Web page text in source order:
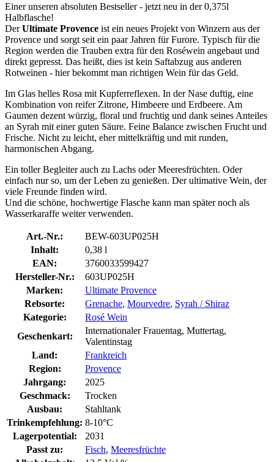
Einer unseren absoluten Bestseller - jetzt neu in der 0,375l
Halbflasche!
DerUltimate Provence ist ein neues Projekt von Winzern aus der
Provence und sorgt seit ein paar Jahren für Furore. Typisch für die
Region werden die Trauben extra für den Roséwein angebaut und
direkt gepresst. Das heißt, dies ist kein Saftabzug aus anderen
Rotweinen - hier bekommt man richtigen Wein für das Geld.
Im Glas helles Rosa mit Kupferreflexen. In der Nase duftig, eine
Kombination von reifer Zitrone, Himbeere und Erdbeere. Am
Gaumen dezent würzig, floral und fruchtig und dank seines Anteiles
an Syrah mit einer guten Säure. Feine Balance zwischen Frucht und
Frische. Nicht zu leicht, eher mittelkräftig und mit runden,
harmonischen Abgang.
Ein toller Begleiter auch zu Lachs oder Meeresfrüchten. Oder
einfach nur so, um der Leben zu genießen. Der ultimative Wein, der
viele Freunde finden wird.
Und die schöne, hochwertige Flasche kann man später noch als
Wasserkaraffe weiter verwenden.
Art.-Nr.:
BEW-603UP025H
Inhalt:
0,38 l
EAN:
3760033599427
Hersteller-Nr.:
603UP025H
Marken:
Ultimate Provence
Rebsorte:
Grenache, Mourvedre, Syrah / Shiraz
Kategorie:
Rosé Wein
Geschenkart:
Internationaler Frauentag, Muttertag,
Valentinstag
Land:
Frankreich
Region:
Provence
Jahrgang:
2025
Geschmack:
Trocken
Ausbau:
Stahltank
Trinkempfehlung: 8-10°C
Lagerpotential:
2031
Passt zu:
Fisch, Meeresfrüchte